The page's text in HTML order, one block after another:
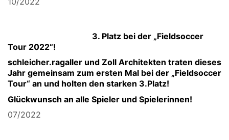
3. Platz bei der „Fieldsoccer
Tour 2022“!
schleicher.ragaller und Zoll Architekten traten dieses
Jahr gemeinsam zum ersten Mal bei der „Fieldsoccer
Tour“ an und holten den starken 3.Platz!
Glückwunsch an alle Spieler und Spielerinnen!
07/2022